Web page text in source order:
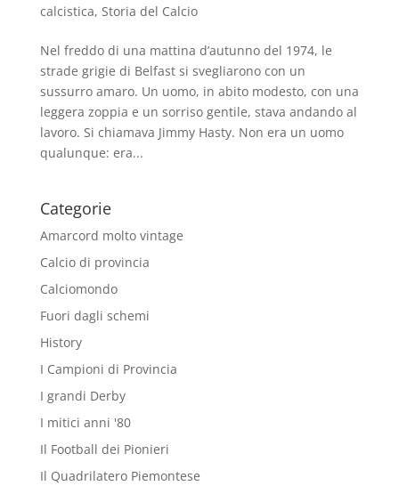
calcistica, Storia del Calcio
Nel freddo di una mattina d’autunno del 1974, le
strade grigie di Belfast si svegliarono con un
sussurro amaro. Un uomo, in abito modesto, con una
leggera zoppia e un sorriso gentile, stava andando al
lavoro. Si chiamava Jimmy Hasty. Non era un uomo
qualunque: era...
Categorie
Amarcord molto vintage
Calcio di provincia
Calciomondo
Fuori dagli schemi
History
I Campioni di Provincia
I grandi Derby
I mitici anni '80
Il Football dei Pionieri
Il Quadrilatero Piemontese